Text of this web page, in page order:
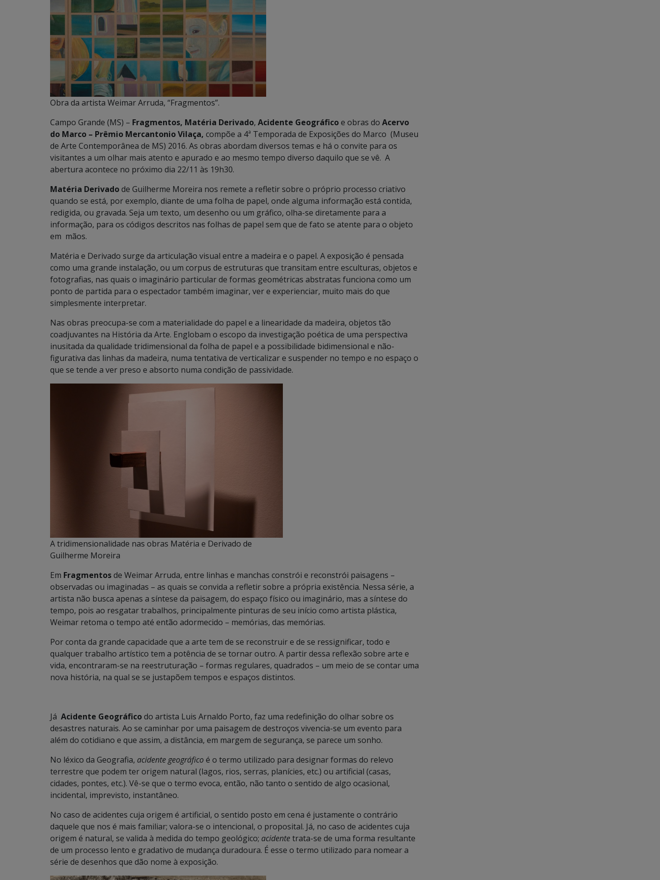
Obra da artista Weimar Arruda, “Fragmentos”.
Campo Grande (MS) – Fragmentos, Matéria Derivado, Acidente Geográficoe obras do Acervo
do Marco – Prêmio Mercantonio Vilaça, compõe a 4ª Temporada de Exposições do Marco (Museu
de Arte Contemporânea de MS) 2016. As obras abordam diversos temas e há o convite para os
visitantes a um olhar mais atento e apurado e ao mesmo tempo diverso daquilo que se vê. A
abertura acontece no próximo dia 22/11 às 19h30.
Matéria Derivadode Guilherme Moreira nos remete a refletir sobre o próprio processo criativo
quando se está, por exemplo, diante de uma folha de papel, onde alguma informação está contida,
redigida, ou gravada. Seja um texto, um desenho ou um gráfico, olha-se diretamente para a
informação, para os códigos descritos nas folhas de papel sem que de fato se atente para o objeto
em mãos.
Matéria e Derivado surge da articulação visual entre a madeira e o papel. A exposição é pensada
como uma grande instalação, ou um corpus de estruturas que transitam entre esculturas, objetos e
fotografias, nas quais o imaginário particular de formas geométricas abstratas funciona como um
ponto de partida para o espectador também imaginar, ver e experienciar, muito mais do que
simplesmente interpretar.
Nas obras preocupa-se com a materialidade do papel e a linearidade da madeira, objetos tão
coadjuvantes na História da Arte. Englobam o escopo da investigação poética de uma perspectiva
inusitada da qualidade tridimensional da folha de papel e a possibilidade bidimensional e não-
figurativa das linhas da madeira, numa tentativa de verticalizar e suspender no tempo e no espaço o
que se tende a ver preso e absorto numa condição de passividade.
A tridimensionalidade nas obras Matéria e Derivado de
Guilherme Moreira
Em Fragmentosde Weimar Arruda, entre linhas e manchas constrói e reconstrói paisagens –
observadas ou imaginadas – as quais se convida a refletir sobre a própria existência. Nessa série, a
artista não busca apenas a síntese da paisagem, do espaço físico ou imaginário, mas a síntese do
tempo, pois ao resgatar trabalhos, principalmente pinturas de seu início como artista plástica,
Weimar retoma o tempo até então adormecido – memórias, das memórias.
Por conta da grande capacidade que a arte tem de se reconstruir e de se ressignificar, todo e
qualquer trabalho artístico tem a potência de se tornar outro. A partir dessa reflexão sobre arte e
vida, encontraram-se na reestruturação – formas regulares, quadrados – um meio de se contar uma
nova história, na qual se se justapõem tempos e espaços distintos.
Já Acidente Geográficodo artista Luis Arnaldo Porto, faz uma redefinição do olhar sobre os
desastres naturais. Ao se caminhar por uma paisagem de destroços vivencia-se um evento para
além do cotidiano e que assim, a distância, em margem de segurança, se parece um sonho.
No léxico da Geografia, acidente geográficoé o termo utilizado para designar formas do relevo
terrestre que podem ter origem natural (lagos, rios, serras, planícies, etc.) ou artificial (casas,
cidades, pontes, etc.). Vê-se que o termo evoca, então, não tanto o sentido de algo ocasional,
incidental, imprevisto, instantâneo.
No caso de acidentes cuja origem é artificial, o sentido posto em cena é justamente o contrário
daquele que nos é mais familiar; valora-se o intencional, o proposital. Já, no caso de acidentes cuja
origem é natural, se valida à medida do tempo geológico; acidentetrata-se de uma forma resultante
de um processo lento e gradativo de mudança duradoura. É esse o termo utilizado para nomear a
série de desenhos que dão nome à exposição.